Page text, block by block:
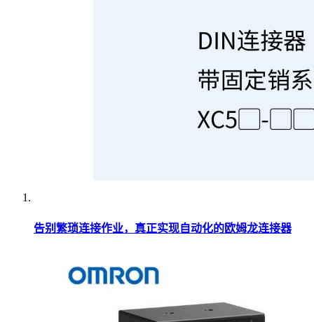
告别繁琐连接作业，真正实现自动化的欧姆龙连接器